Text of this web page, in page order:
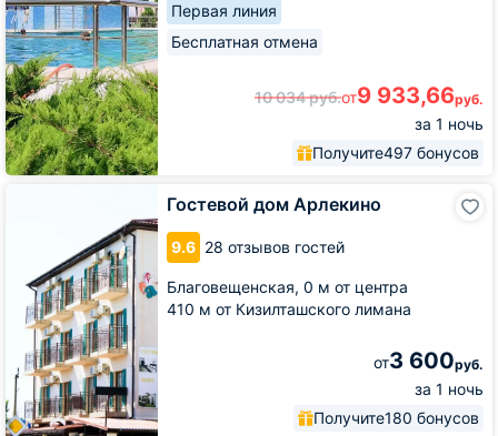
Первая линия
Бесплатная отмена
10 034руб.от9 933,66руб.
за 1 ночь
Получите497 бонусов
Гостевой дом Арлекино
9.6 28 отзывов гостей
Благовещенская, 0 м от центра
410 м от Кизилташского лимана
от3 600руб.
за 1 ночь
Получите180 бонусов